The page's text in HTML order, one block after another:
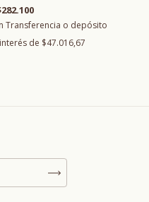
Transferencia o depósito
de $47.016,67